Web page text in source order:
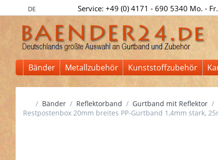
DE Service: +49 (0) 4171 - 690 5340 Mo. -
Bänder Metallzubehör Kunststoffzubehör
Startseite
Bänder Reflektorband Gurtband mit Reflektor
Restpostenbox 20mm breites PP-Gurtband 1,4mm stark,